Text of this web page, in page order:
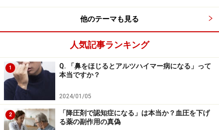
しかし、近年、ヘルペスウイルス感染症の治療のために
人よりアルツハイマー病になる割合が少ないという知見
けなかった感染者は、非感染者の2.5倍もアルツハイマー
病になりやすいという解析結果も報告されています。こ
れらの知見は、薬によってヘルペスウイルスの増殖を抑
制することが、アルツハイマー病の発症リスクを低下さ
せることにつながることを物語っています。
他のテーマも見る
人気記事ランキング
1
Q. 「鼻をほじるとアルツハイマー病になる」って
本当ですか？
2024/01/05
2
「降圧剤で認知症になる」は本当か？血圧を下げ
る薬の副作用の真偽